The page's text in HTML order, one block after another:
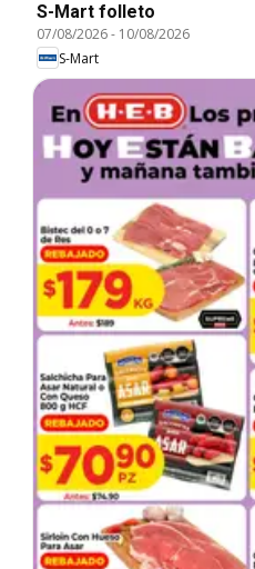
S-Mart folleto
07/08/2026- 10/08/2026
S-Mart